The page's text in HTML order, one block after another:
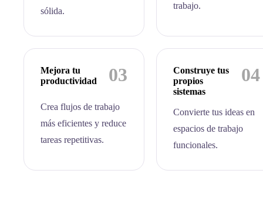
sólida.
trabajo.
03
Mejora tu
productividad
Crea flujos de trabajo
más eficientes y reduce
tareas repetitivas.
04
Construye tus
propios
sistemas
Convierte tus ideas en
espacios de trabajo
funcionales.